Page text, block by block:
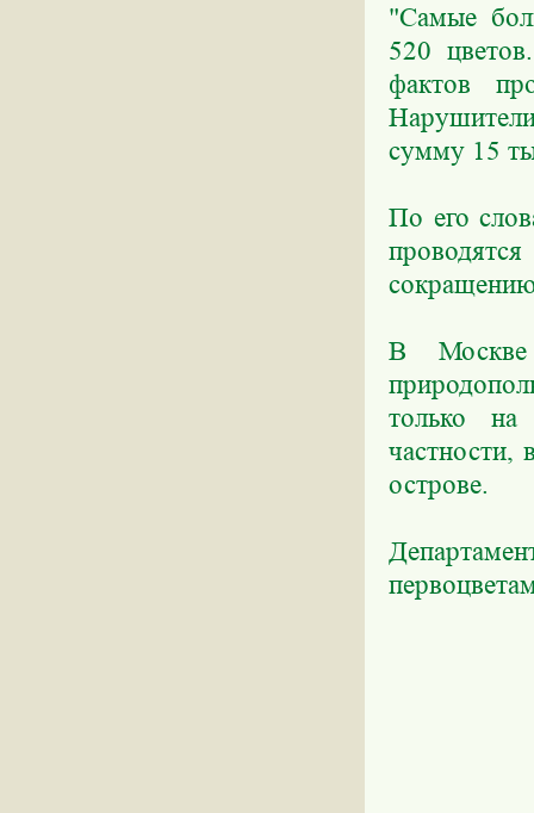
"Самые
520
фактов
сумму 15
По его
В Москве
только
частности,
острове.